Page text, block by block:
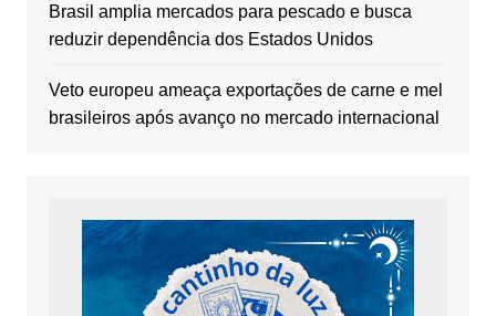
Brasil amplia mercados para pescado e busca
reduzir dependência dos Estados Unidos
Veto europeu ameaça exportações de carne e mel
brasileiros após avanço no mercado internacional